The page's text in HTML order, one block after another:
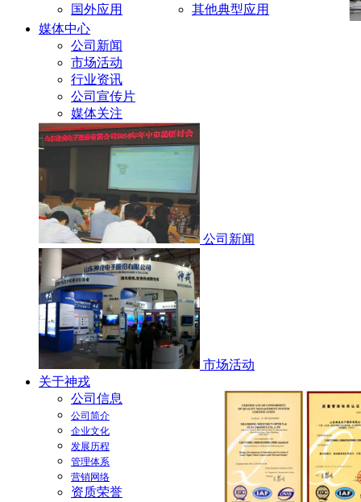
国外应用
其他典型应用
媒体中心
公司新闻
市场活动
行业资讯
公司宣传片
媒体关注
公司新闻
市场活动
关于神戎
公司信息
公司简介
企业文化
发展历程
管理体系
营销网络
资质荣誉